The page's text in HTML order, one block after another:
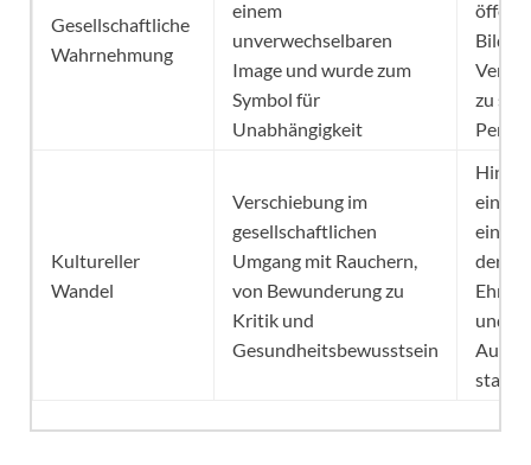
Gesellschaftliche
Wahrnehmung
einem
unverwechselbaren
Image und wurde zum
Symbol für
Unabhängigkeit
Bild
zu
Kultureller
Wandel
Verschiebung im
gesellschaftlichen
Umgang mit Rauchern,
von Bewunderung zu
Kritik und
Gesundheitsbewusstsein
eine
ein
der für
und
stand